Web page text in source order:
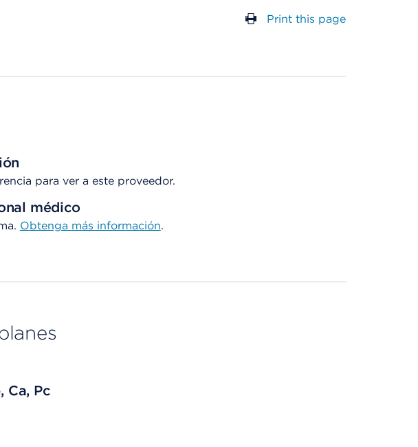
Print this page
para ver a este proveedor.
médico
Obtenga más información.
Ca, Pc